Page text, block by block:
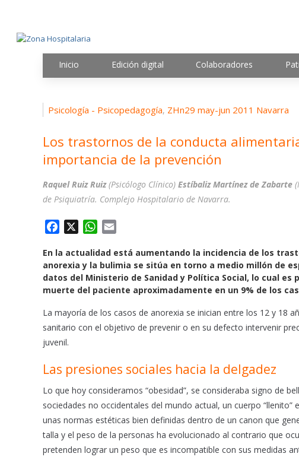
Inicio Edición digital Colaboradores
Psicología - Psicopedagogía, ZHn29 may-jun 2011 Navarra
Los trastornos de la conducta
importancia de la prevención
Raquel Ruiz Ruiz(Psicólogo Clínico) Estíbaliz Martínez de Zabarte
de Psiquiatría. Complejo Hospitalario de Navarra.
c
e
b
o
k
W
a
t
s
p
p
a
i
l
En la actualidad está aumentando la incidencia de los
anorexia y la bulimia se sitúa en torno a medio millón de
datos del Ministerio de Sanidad y Política Social, lo cual
muerte del paciente aproximadamente en un 9% de los
La mayoría de los casos de anorexia se inician entre los 12 y 18
sanitario con el objetivo de prevenir o en su defecto intervenir
juvenil.
Las presiones sociales hacia la delgadez
Lo que hoy consideramos “obesidad”, se consideraba signo de
sociedades no occidentales del mundo actual, un cuerpo
unas normas estéticas bien definidas dentro de un canon que
talla y el peso de la personas ha evolucionado al contrario que
pretenden lograr un peso que es incompatible con sus medidas